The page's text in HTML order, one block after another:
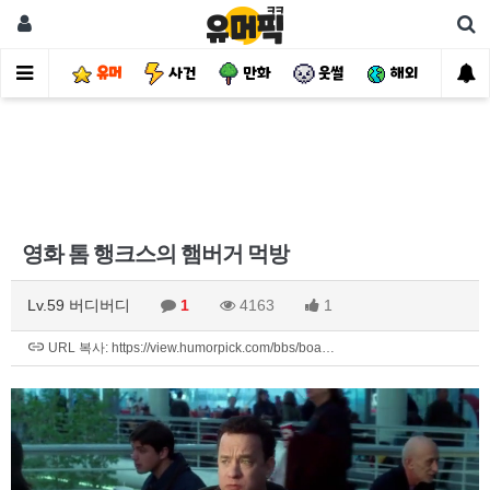
유머 사건 만화 웃썰 해외 핫
영화 톰 행크스의 햄버거 먹방
Lv.59 버디버디 1 4163 1
URL 복사: https://view.humorpick.com/bbs/boa…